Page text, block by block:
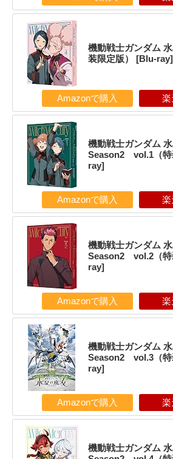
機動戦士ガンダム
装限定版） [Blu-ray]
Amazonで購入 楽
機動戦士ガンダム
Season2 vol.1（特
ray]
Amazonで購入 楽
機動戦士ガンダム
Season2 vol.2（特
ray]
Amazonで購入 楽
機動戦士ガンダム
Season2 vol.3（特
ray]
Amazonで購入 楽
機動戦士ガンダム